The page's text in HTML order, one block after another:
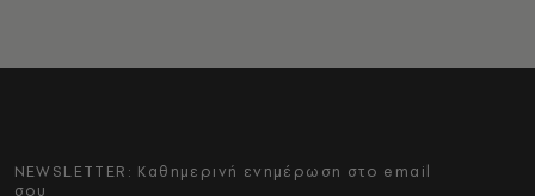
NEWSLETTER: Καθημερινή ενημέρωση στο email
σου